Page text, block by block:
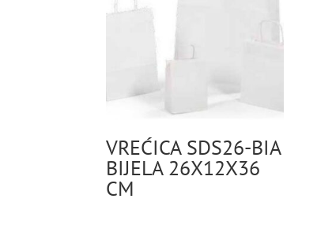
VREĆICA SDS26-BIA
BIJELA 26X12X36
CM